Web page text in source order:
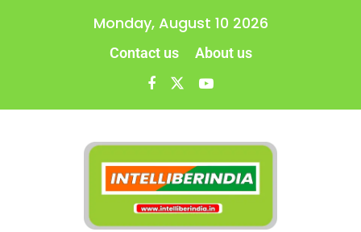
Monday, August 10 2026
Contact us About us